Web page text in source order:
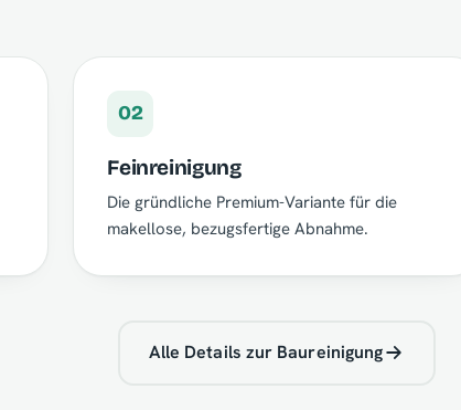
02
Feinreinigung
Die gründliche Premium-Variante für die
makellose, bezugsfertige Abnahme.
Alle Details zur Baureinigung